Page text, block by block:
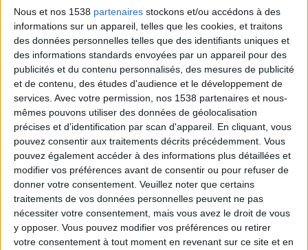
Nous et nos 1538 partenaires stockons et/ou accédons à des
informations sur un appareil, telles que les cookies, et traitons
des données personnelles telles que des identifiants uniques et
des informations standards envoyées par un appareil pour des
publicités et du contenu personnalisés, des mesures de publicité
et de contenu, des études d'audience et le développement de
services. Avec votre permission, nos 1538 partenaires et nous-
mêmes pouvons utiliser des données de géolocalisation
précises et d’identification par scan d'appareil. En cliquant, vous
pouvez consentir aux traitements décrits précédemment. Vous
pouvez également accéder à des informations plus détaillées et
modifier vos préférences avant de consentir ou pour refuser de
donner votre consentement. Veuillez noter que certains
traitements de vos données personnelles peuvent ne pas
nécessiter votre consentement, mais vous avez le droit de vous
y opposer. Vous pouvez modifier vos préférences ou retirer
votre consentement à tout moment en revenant sur ce site et en
Combien de kilos souhaitez-vous perdre ?
Moins de
5 kilos
De 5 à 10
kilos
Plus de
10 kilos
Service-client & Motivation Voir tout
Les équipes du Service-client et de la
Communauté Savoir Maigrir vous aident
chaque semaine à vous rapprocher
sereinement de votre objectif minceur.